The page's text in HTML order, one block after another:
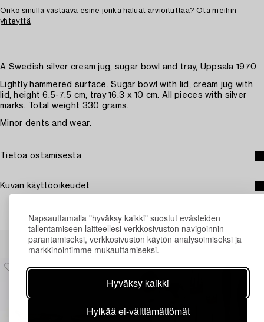
Napsauttamalla "hyväksy kaikki" suostut evästeiden
tallentamiseen laitteellesi verkkosivuston navigoinnin
parantamiseksi, verkkosivuston käytön analysoimiseksi ja
markkinointimme mukauttamiseksi.
Hyväksy kaikki
Hylkää ei-välttämättömät
Onko sinulla vastaava esine jonka haluat arvioituttaa? Ota meihin
yhteyttä
A Swedish silver cream jug, sugar bowl and tray, Uppsala 1970
Lightly hammered surface. Sugar bowl with lid, cream jug with
lid, height 6.5-7.5 cm, tray 16.3 x 10 cm. All pieces with silver
marks. Total weight 330 grams.
Minor dents and wear.
Tietoa ostamisesta
Kuvan käyttöoikeudet
Muiden katsomia kohteita